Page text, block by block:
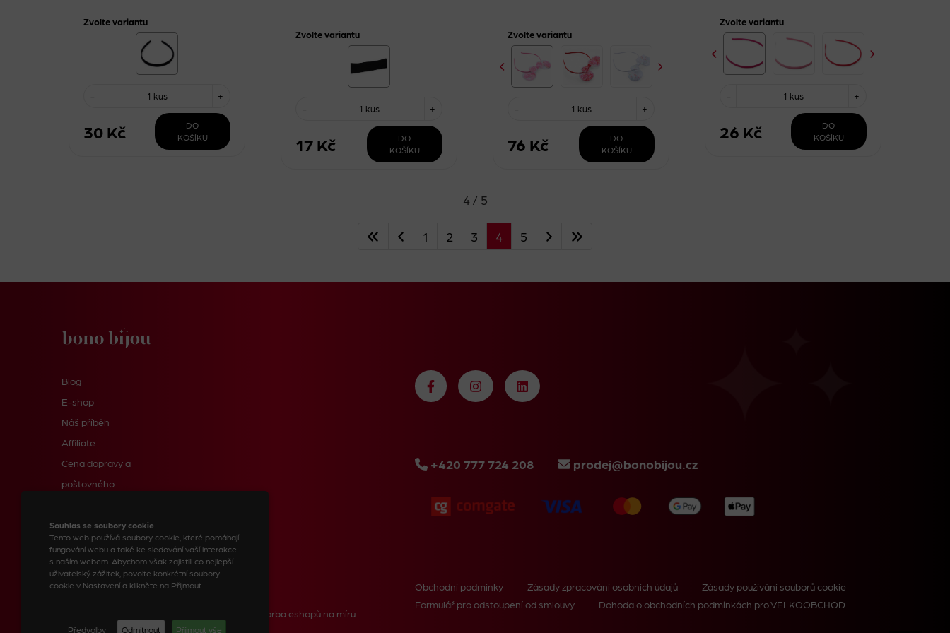
Souhlas se soubory cookie
Tento web používá soubory cookie, které pomáhají
fungování webu a také ke sledování vaší interakce
s naším webem. Abychom však zajistili co nejlepší
uživatelský zážitek, povolte konkrétní soubory
cookie v Nastavení a klikněte na Přijmout..
Předvolby Odmítnout Příjmout vše
Zvolte variantu
- +
1 kus
30 Kč
DO
KOŠÍKU
Zvolte variantu
- +
1 kus
17 Kč
DO
KOŠÍKU
Zvolte variantu
- +
1 kus
76 Kč
DO
KOŠÍKU
Zvolte variantu
- +
1 kus
26 Kč
DO
KOŠÍKU
4 / 5
1 2 3 4 5
Blog
E-shop
Náš příběh
Affiliate
Cena dopravy a
poštovného
Kontakty
+420 777 724 208 prodej@bonobijou.cz
© 2023 BONO BIJOU, spol. s r.o.
Tvorba eshopů na míru
Obchodní podmínky Zásady zpracování osobních údajů
Zásady používání souborů cookie
Formulář pro odstoupení od smlouvy
Dohoda o obchodních podmínkách pro VELKOOBCHOD